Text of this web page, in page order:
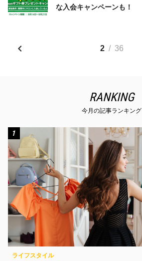
な入会キャンペーンも！
2 / 36
RANKING
今月の記事ランキング
1
ライフスタイル